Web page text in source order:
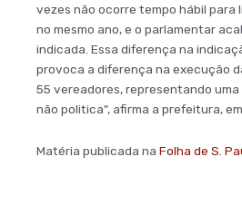
vezes não ocorre tempo hábil para
no mesmo ano, e o parlamentar
indicada. Essa diferença na
provoca a diferença na execução
55 vereadores, representando
não politica", afirma a prefeitura,
Matéria publicada na Folha de S.